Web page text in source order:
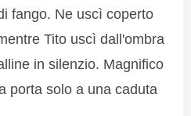
fango. Ne uscì coperto
Tito uscì dall'ombra
in silenzio. Magnifico
porta solo a una caduta